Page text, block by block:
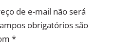
de e-mail não será
obrigatórios são
*